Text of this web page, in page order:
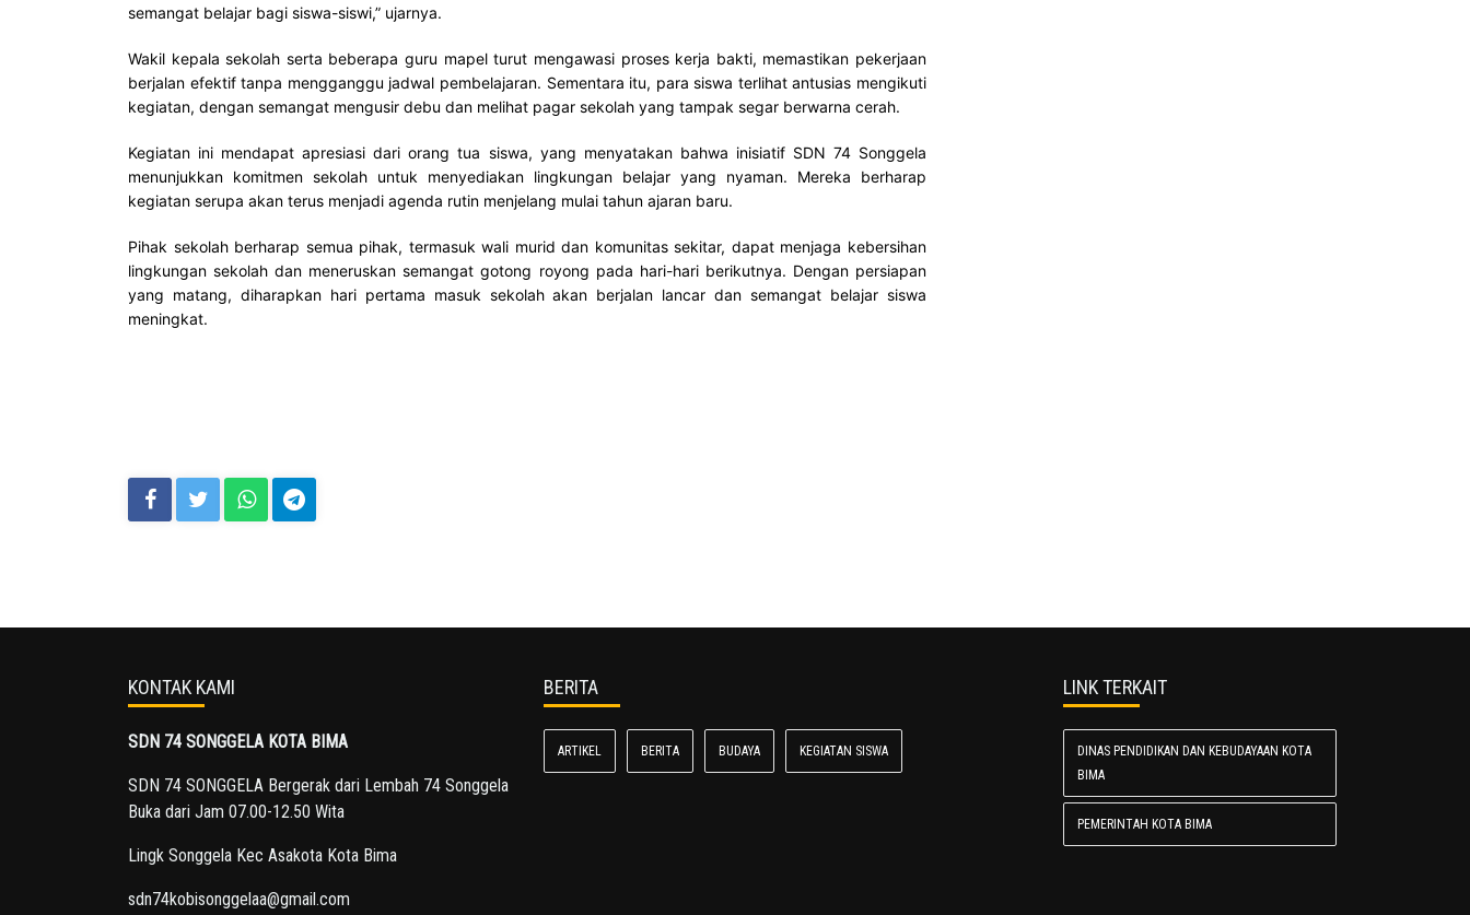
semangat belajar bagi siswa-siswi,” ujarnya.
Wakil kepala sekolah serta beberapa guru mapel turut mengawasi proses kerja bakti, memastikan pekerjaan
berjalan efektif tanpa mengganggu jadwal pembelajaran. Sementara itu, para siswa terlihat antusias mengikuti
kegiatan, dengan semangat mengusir debu dan melihat pagar sekolah yang tampak segar berwarna cerah.
Kegiatan ini mendapat apresiasi dari orang tua siswa, yang menyatakan bahwa inisiatif SDN 74 Songgela
menunjukkan komitmen sekolah untuk menyediakan lingkungan belajar yang nyaman. Mereka berharap
kegiatan serupa akan terus menjadi agenda rutin menjelang mulai tahun ajaran baru.
Pihak sekolah berharap semua pihak, termasuk wali murid dan komunitas sekitar, dapat menjaga kebersihan
lingkungan sekolah dan meneruskan semangat gotong royong pada hari-hari berikutnya. Dengan persiapan
yang matang, diharapkan hari pertama masuk sekolah akan berjalan lancar dan semangat belajar siswa
meningkat.
KONTAK KAMI
SDN 74 SONGGELA KOTA BIMA
SDN 74 SONGGELA Bergerak dari Lembah 74 Songgela
Buka dari Jam 07.00-12.50 Wita
Lingk Songgela Kec Asakota Kota Bima
sdn74kobisonggelaa@gmail.com
BERITA
ARTIKEL BERITA BUDAYA KEGIATAN SISWA
LINK TERKAIT
DINAS PENDIDIKAN DAN KEBUDAYAAN KOTA
BIMA
PEMERINTAH KOTA BIMA